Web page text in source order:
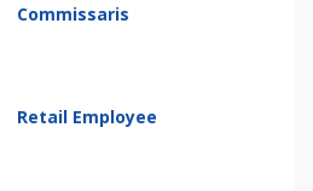
Commissaris
Retail Employee